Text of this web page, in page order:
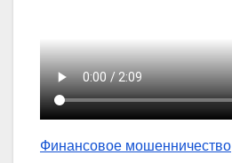
Финансовое мошенничество